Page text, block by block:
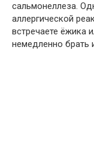
сальмонеллеза.
аллергической
встречаете ёжика
немедленно брать